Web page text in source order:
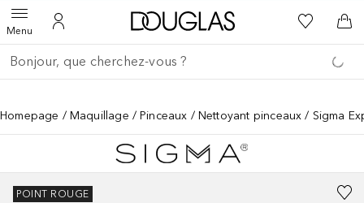
MenuOuvrir le menuVers Mon Compte
Vers l'accueil Douglas
Vers Ma
Retourner
Exécuter la recherche
Homepage Maquillage Pinceaux Nettoyant pinceaux Sigma
POINT ROUGE